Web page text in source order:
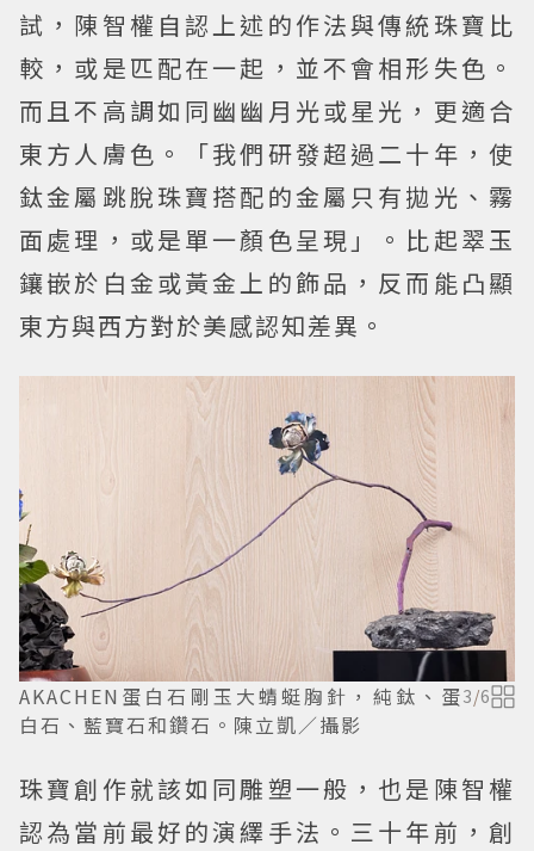
試，陳智權自認上述的作法與傳統珠寶比
較，或是匹配在一起，並不會相形失色。
而且不高調如同幽幽月光或星光，更適合
東方人膚色。「我們研發超過二十年，使
鈦金屬跳脫珠寶搭配的金屬只有拋光、霧
面處理，或是單一顏色呈現」。比起翠玉
鑲嵌於白金或黃金上的飾品，反而能凸顯
東方與西方對於美感認知差異。
AKACHEN蛋白石剛玉大蜻蜓胸針，純鈦、蛋
白石、藍寶石和鑽石。陳立凱／攝影
3/6
珠寶創作就該如同雕塑一般，也是陳智權
認為當前最好的演繹手法。三十年前，創